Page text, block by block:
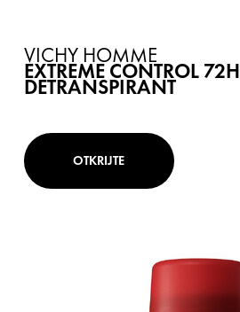
VICHY HOMME
EXTREME CONTROL 72H
DETRANSPIRANT
OTKRIJTE